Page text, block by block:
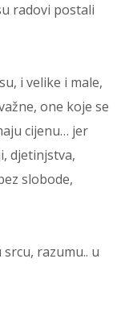
radovi postali
i velike i male,
one koje se
cijenu… jer
djetinjstva,
slobode,
razumu.. u